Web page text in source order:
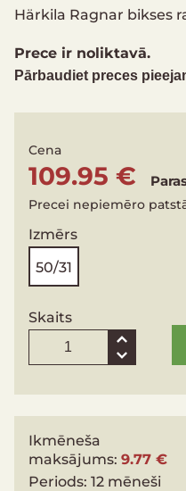
Härkila Ragnar bikses
Prece ir noliktavā.
Pārbaudiet preces
Cena
109.95 €
Precei nepiemēro
Izmērs
50/31
Skaits
Ikmēneša
maksājums:9.77 €
Periods:12 mēneši